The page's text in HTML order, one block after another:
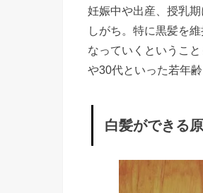
出
産
»
白
が
き
る
妊娠中や出産、授乳
しがち。特に黒髪を
なっていくというこ
や30代といった若年
白髪ができる